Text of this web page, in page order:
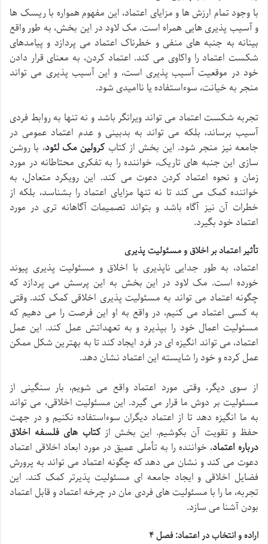
با وجود تمام ارزش ها و مزایای اعتماد، این مفهوم همواره با ریسک ها
و آسیب پذیری هایی همراه است. مک لاود در این بخش، به طور واقع
بینانه به جنبه های منفی و خطرناک اعتماد می پردازد و پیامدهای
شکست اعتماد را واکاوی می کند. اعتماد کردن، به معنای قرار دادن
خود در موقعیت آسیب پذیری است، و این آسیب پذیری می تواند
منجر به خیانت، سوءاستفاده یا ناامیدی شود.
تجربه شکست اعتماد می تواند ویرانگر باشد و نه تنها به روابط فردی
آسیب برساند، بلکه می تواند به بدبینی و عدم اعتماد عمومی در
جامعه نیز منجر شود. این بخش از کتاب کرولین مک لئود، با روشن
سازی این جنبه های تاریک، خواننده را به تفکری محتاطانه در مورد
زمان و نحوه اعتماد کردن دعوت می کند. این رویکرد متعادل، به
خواننده کمک می کند تا نه تنها مزایای اعتماد را بشناسد، بلکه از
خطرات آن نیز آگاه باشد و بتواند تصمیمات آگاهانه تری در مورد
اعتماد خود بگیرد.
تأثیر اعتماد بر اخلاق و مسئولیت پذیری
اعتماد، به طور جدایی ناپذیری با اخلاق و مسئولیت پذیری پیوند
خورده است. مک لاود در این بخش به این پرسش می پردازد که
چگونه اعتماد می تواند به مسئولیت پذیری اخلاقی کمک کند. وقتی
به کسی اعتماد می کنیم، در واقع به او این فرصت را می دهیم که
مسئولیت اعمال خود را بپذیرد و به تعهداتش عمل کند. این عمل
اعتماد، می تواند انگیزه ای در فرد ایجاد کند تا به بهترین شکل ممکن
عمل کرده و خود را شایسته این اعتماد نشان دهد.
از سوی دیگر، وقتی مورد اعتماد واقع می شویم، بار سنگینی از
مسئولیت بر دوش ما قرار می گیرد. این مسئولیت اخلاقی، می تواند
به ما انگیزه دهد تا از اعتماد دیگران سوءاستفاده نکنیم و در جهت
حفظ و تقویت آن بکوشیم. این بخش ازکتاب های فلسفه اخلاق
درباره اعتماد، خواننده را به تأملی عمیق در مورد ابعاد اخلاقی اعتماد
دعوت می کند و نشان می دهد که چگونه اعتماد می تواند به پرورش
فضایل اخلاقی و ایجاد جامعه ای مسئولیت پذیرتر کمک کند. این
تجربه، ما را با مسئولیت های فردی مان در چرخه اعتماد و قابل اعتماد
بودن آشنا می سازد.
اراده و انتخاب در اعتماد: فصل ۴